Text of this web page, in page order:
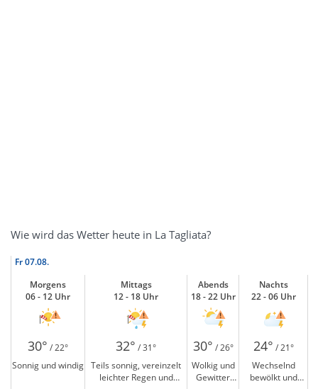
Wie wird das Wetter heute in La Tagliata?
Fr07.08.
Morgens
06 - 12 Uhr
Mittags
12 - 18 Uhr
Abends
18 - 22 Uhr
Nachts
22 - 06 Uhr
30° / 22° 32° / 31° 30° / 26° 24° / 21°
Sonnig und windig Teils sonnig, vereinzelt
leichter Regen und
Wolkig und
Gewitter
Wechselnd
bewölkt und